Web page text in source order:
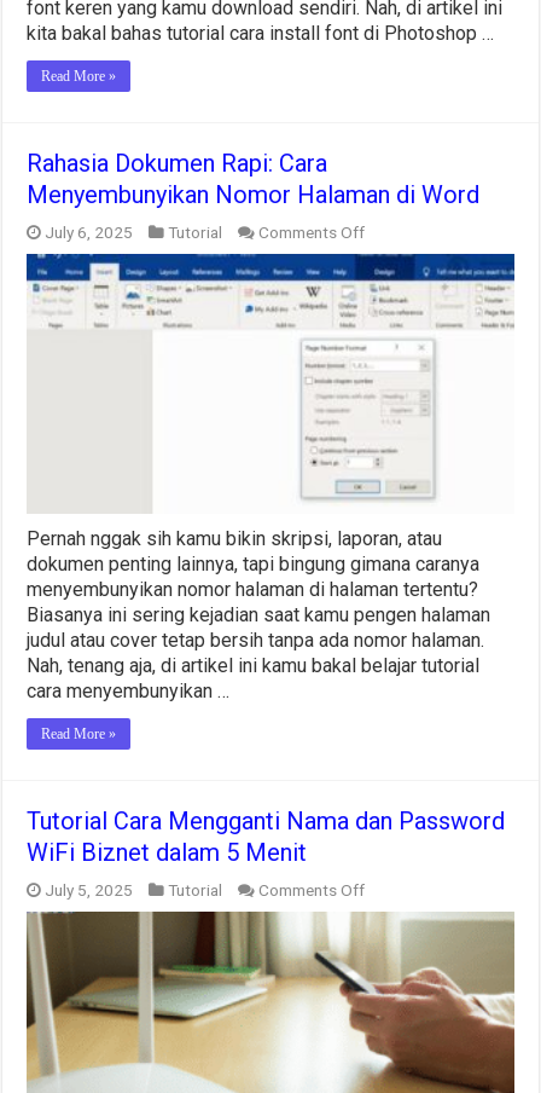
font keren yang kamu download sendiri. Nah, di artikel ini
kita bakal bahas tutorial cara install font di Photoshop …
Read More »
Rahasia Dokumen Rapi: Cara
Menyembunyikan Nomor Halaman di Word
July 6, 2025 Tutorial Comments Offon
Rahasia
Dokumen
Rapi:
Cara
Menyembunyikan
Nomor
Halaman
di
Word
Pernah nggak sih kamu bikin skripsi, laporan, atau
dokumen penting lainnya, tapi bingung gimana caranya
menyembunyikan nomor halaman di halaman tertentu?
Biasanya ini sering kejadian saat kamu pengen halaman
judul atau cover tetap bersih tanpa ada nomor halaman.
Nah, tenang aja, di artikel ini kamu bakal belajar tutorial
cara menyembunyikan …
Read More »
Tutorial Cara Mengganti Nama dan Password
WiFi Biznet dalam 5 Menit
July 5, 2025 Tutorial Comments Offon
Tutorial
Cara
Mengganti
Nama
dan
Password
WiFi
Biznet
dalam
5